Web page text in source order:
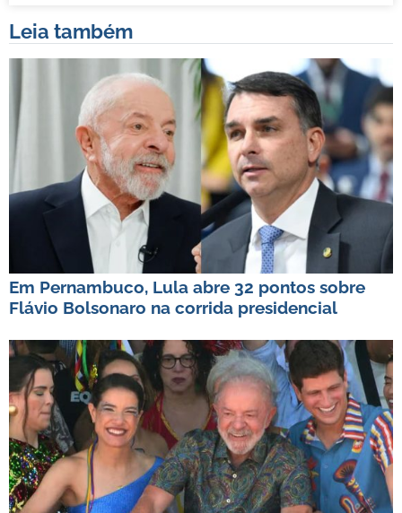
Leia também
Em Pernambuco, Lula abre 32 pontos sobre
Flávio Bolsonaro na corrida presidencial